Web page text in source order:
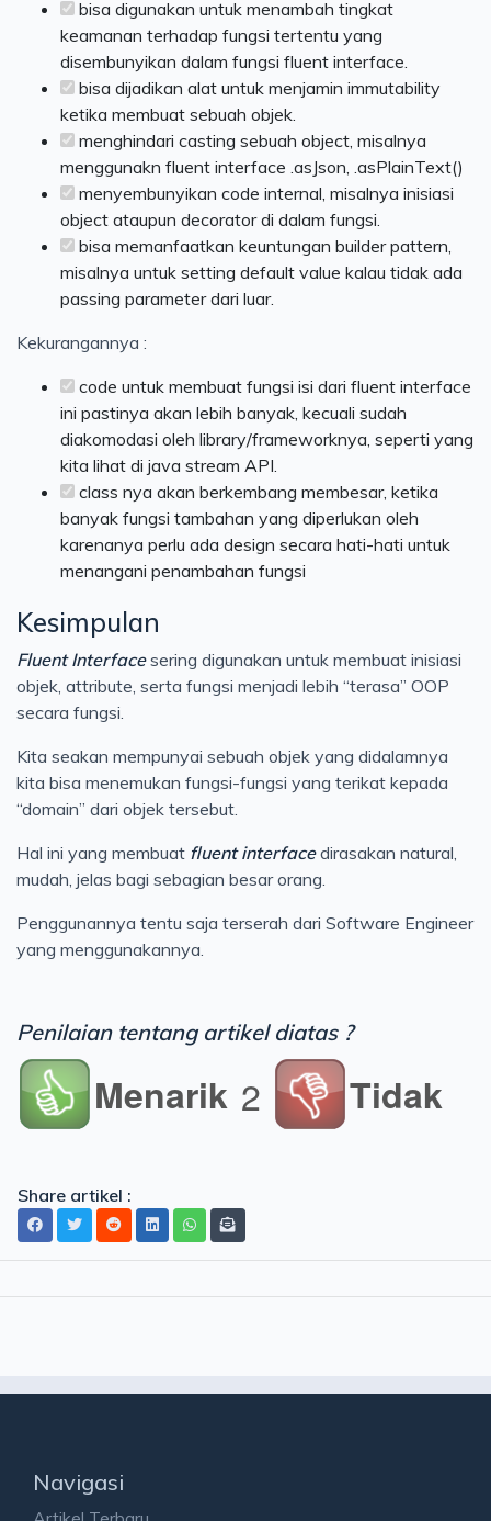
bisa digunakan untuk menambah tingkat
keamanan terhadap fungsi tertentu yang
disembunyikan dalam fungsi fluent interface.
bisa dijadikan alat untuk menjamin immutability
ketika membuat sebuah objek.
menghindari casting sebuah object, misalnya
menggunakn fluent interface .asJson, .asPlainText()
menyembunyikan code internal, misalnya inisiasi
object ataupun decorator di dalam fungsi.
bisa memanfaatkan keuntungan builder pattern,
misalnya untuk setting default value kalau tidak ada
passing parameter dari luar.
Kekurangannya :
code untuk membuat fungsi isi dari fluent interface
ini pastinya akan lebih banyak, kecuali sudah
diakomodasi oleh library/frameworknya, seperti yang
kita lihat di java stream API.
class nya akan berkembang membesar, ketika
banyak fungsi tambahan yang diperlukan oleh
karenanya perlu ada design secara hati-hati untuk
menangani penambahan fungsi
Kesimpulan
Fluent Interfacesering digunakan untuk membuat inisiasi
objek, attribute, serta fungsi menjadi lebih “terasa” OOP
secara fungsi.
Kita seakan mempunyai sebuah objek yang didalamnya
kita bisa menemukan fungsi-fungsi yang terikat kepada
“domain” dari objek tersebut.
Hal ini yang membuat fluent interfacedirasakan natural,
mudah, jelas bagi sebagian besar orang.
Penggunannya tentu saja terserah dari Software Engineer
yang menggunakannya.
Penilaian tentang artikel diatas ?
Menarik 2 Tidak
Share artikel :
Navigasi